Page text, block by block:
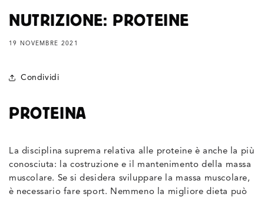
NUTRIZIONE: PROTEINE
19 NOVEMBRE 2021
Condividi
PROTEINA
La disciplina suprema relativa alle proteine è anche la più
conosciuta: la costruzione e il mantenimento della massa
muscolare. Se si desidera sviluppare la massa muscolare,
è necessario fare sport. Nemmeno la migliore dieta può